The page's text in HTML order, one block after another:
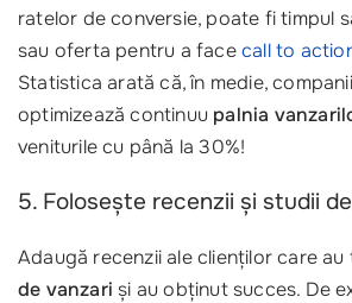
ratelor de conversie, poate fi timpul
sau oferta pentru a facecall to
Statistica arată că, în medie,
optimizează continuu palnia
veniturile cu până la 30%!
5. Folosește recenzii și studii
Adaugă recenzii ale clienților care
de vanzari și au obținut succes. De